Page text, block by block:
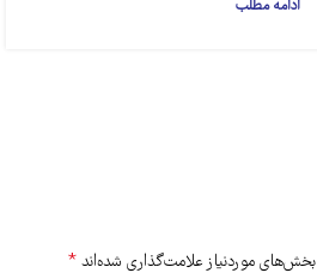
ادامه مطلب
بخش‌های موردنیاز علامت‌گذاری شده‌اند *